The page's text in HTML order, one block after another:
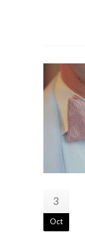
3
Oct